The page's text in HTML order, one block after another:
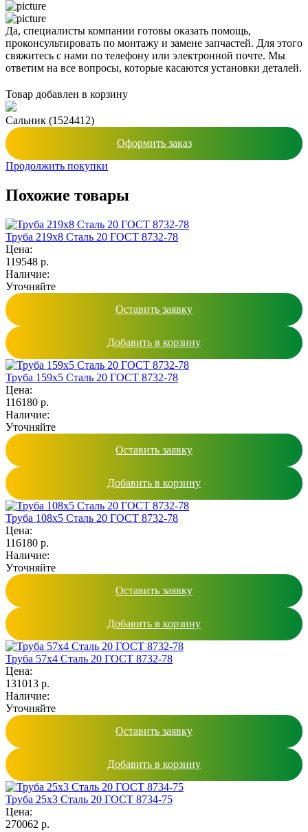
Да, специалисты компании готовы оказать помощь,
проконсультировать по монтажу и замене запчастей. Для этого
свяжитесь с нами по телефону или электронной почте. Мы
ответим на все вопросы, которые касаются установки деталей.
Товар добавлен в корзину
Сальник (1524412)
Оформить заказ
Продолжить покупки
Похожие товары
Труба 219х8 Сталь 20 ГОСТ 8732-78
Цена:
119548 р.
Наличие:
Уточняйте
Оставить заявку
Добавить в корзину
Труба 159х5 Сталь 20 ГОСТ 8732-78
Цена:
116180 р.
Наличие:
Уточняйте
Оставить заявку
Добавить в корзину
Труба 108х5 Сталь 20 ГОСТ 8732-78
Цена:
116180 р.
Наличие:
Уточняйте
Оставить заявку
Добавить в корзину
Труба 57х4 Сталь 20 ГОСТ 8732-78
Цена:
131013 р.
Наличие:
Уточняйте
Оставить заявку
Добавить в корзину
Труба 25х3 Сталь 20 ГОСТ 8734-75
Цена:
270062 р.